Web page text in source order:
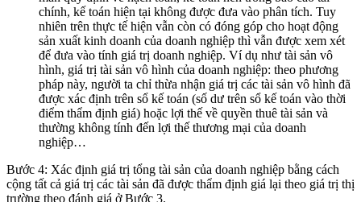
chính, kế toán hiện tại không được đưa vào phân tích. Tuy
nhiên trên thực tế hiện vẫn còn có đóng góp cho hoạt động
sản xuất kinh doanh của doanh nghiệp thì vẫn được xem xét
để đưa vào tính giá trị doanh nghiệp. Ví dụ như tài sản vô
hình, giá trị tài sản vô hình của doanh nghiệp: theo phương
pháp này, người ta chỉ thừa nhận giá trị các tài sản vô hình đã
được xác định trên sổ kế toán (số dư trên sổ kế toán vào thời
điểm thẩm định giá) hoặc lợi thế về quyền thuê tài sản và
thường không tính đến lợi thế thương mại của doanh
nghiệp…
Bước 4: Xác định giá trị tổng tài sản của doanh nghiệp bằng cách
cộng tất cả giá trị các tài sản đã được thẩm định giá lại theo giá trị thị
trường theo đánh giá ở Bước 3.